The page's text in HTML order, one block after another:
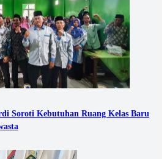
Soroti Kebutuhan Ruang Kelas Baru